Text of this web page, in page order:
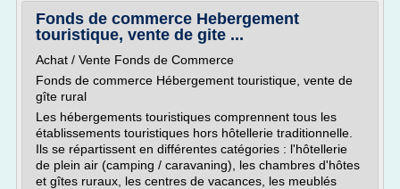
Fonds de commerce Hebergement
touristique, vente de gite ...
Achat / Vente Fonds de Commerce
Fonds de commerce Hébergement touristique, vente de
gîte rural
Les hébergements touristiques comprennent tous les
établissements touristiques hors hôtellerie traditionnelle.
Ils se répartissent en différentes catégories : l'hôtellerie
de plein air (camping / caravaning), les chambres d'hôtes
et gîtes ruraux, les centres de vacances, les meublés